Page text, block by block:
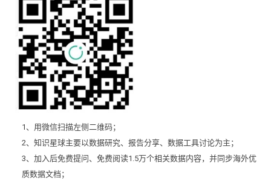
1、用微信扫描左侧二维码；
2、知识星球主要以数据研究、报告分享、数据工具讨论为主；
3、加入后免费提问、免费阅读1.5万个相关数据内容，并同步海外优
质数据文档；